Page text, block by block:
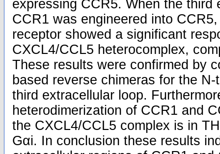
expressing CCR5. When the third
CCR1 was engineered into
receptor showed a significant
CXCL4/CCL5 heterocomplex,
These results were confirmed by
based reverse chimeras for the
third extracellular loop.
heterodimerization of CCR1 and
the CXCL4/CCL5 complex is in
Gαi. In conclusion these results